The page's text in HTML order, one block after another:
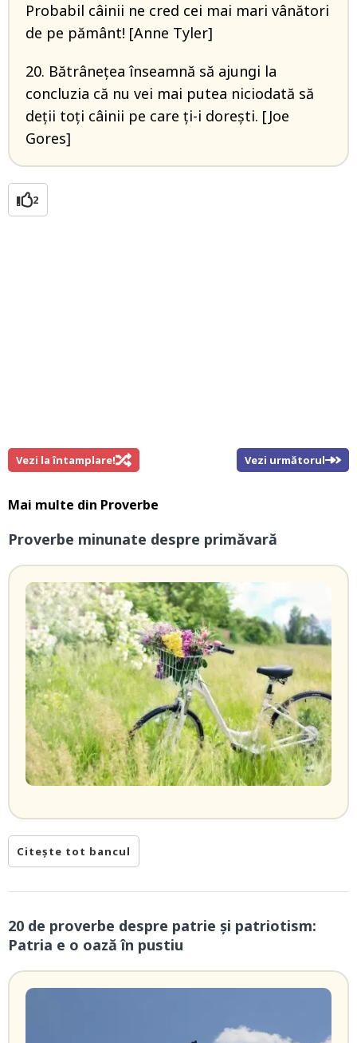
Probabil câinii ne cred cei mai mari vânători
de pe pământ! [Anne Tyler]
20. Bătrânețea înseamnă să ajungi la
concluzia că nu vei mai putea niciodată să
deții toți câinii pe care ți-i dorești. [Joe
Gores]
2
Vezi la întamplare! Vezi următorul
Mai multe din Proverbe
Proverbe minunate despre primăvară
Citește tot bancul
20 de proverbe despre patrie și patriotism:
Patria e o oază în pustiu